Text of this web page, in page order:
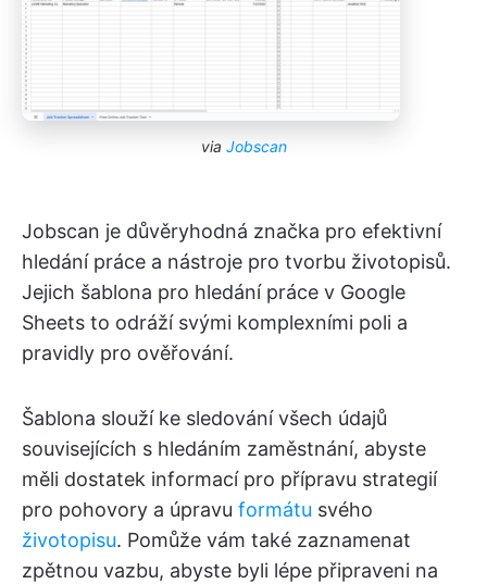
via Jobscan
Jobscan je důvěryhodná značka pro efektivní
hledání práce a nástroje pro tvorbu životopisů.
Jejich šablona pro hledání práce v Google
Sheets to odráží svými komplexními poli a
pravidly pro ověřování.
Šablona slouží ke sledování všech údajů
souvisejících s hledáním zaměstnání, abyste
měli dostatek informací pro přípravu strategií
pro pohovory a úpravu formátu svého
životopisu. Pomůže vám také zaznamenat
zpětnou vazbu, abyste byli lépe připraveni na